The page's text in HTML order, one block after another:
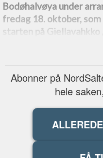
Bodøhalvøya under
fredag 18. oktober,
starten på Giellavahkko
Abonner på
hele